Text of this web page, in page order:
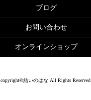
ブログ
お問い合わせ
オンラインショップ
copyright©結いのはな All Rights Reserved.